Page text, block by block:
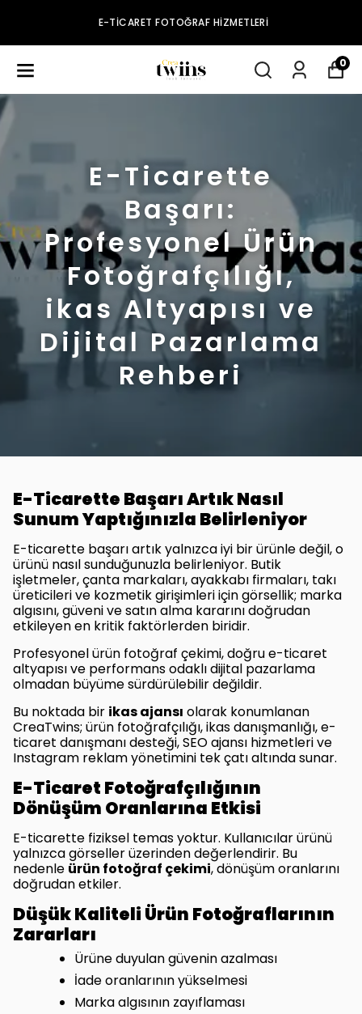
E-TICARET FOTOĞRAF HIZMETLERI
0
E-Ticarette
Başarı:
Profesyonel Ürün
Fotoğrafçılığı,
ikas Altyapısı ve
Dijital Pazarlama
Rehberi
E-Ticarette Başarı Artık Nasıl
Sunum Yaptığınızla Belirleniyor
E-ticarette başarı artık yalnızca iyi bir ürünle değil, o
ürünü nasıl sunduğunuzla belirleniyor. Butik
işletmeler, çanta markaları, ayakkabı firmaları, takı
üreticileri ve kozmetik girişimleri için görsellik; marka
algısını, güveni ve satın alma kararını doğrudan
etkileyen en kritik faktörlerden biridir.
Profesyonel ürün fotoğraf çekimi, doğru e-ticaret
altyapısı ve performans odaklı dijital pazarlama
olmadan büyüme sürdürülebilir değildir.
Bu noktada bir ikas ajansı olarak konumlanan
CreaTwins; ürün fotoğrafçılığı, ikas danışmanlığı, e-
ticaret danışmanı desteği, SEO ajansı hizmetleri ve
Instagram reklam yönetimini tek çatı altında sunar.
E-Ticaret Fotoğrafçılığının
Dönüşüm Oranlarına Etkisi
E-ticarette fiziksel temas yoktur. Kullanıcılar ürünü
yalnızca görseller üzerinden değerlendirir. Bu
nedenle ürün fotoğraf çekimi, dönüşüm oranlarını
doğrudan etkiler.
Düşük Kaliteli Ürün Fotoğraflarının
Zararları
Ürüne duyulan güvenin azalması
İade oranlarının yükselmesi
Marka algısının zayıflaması